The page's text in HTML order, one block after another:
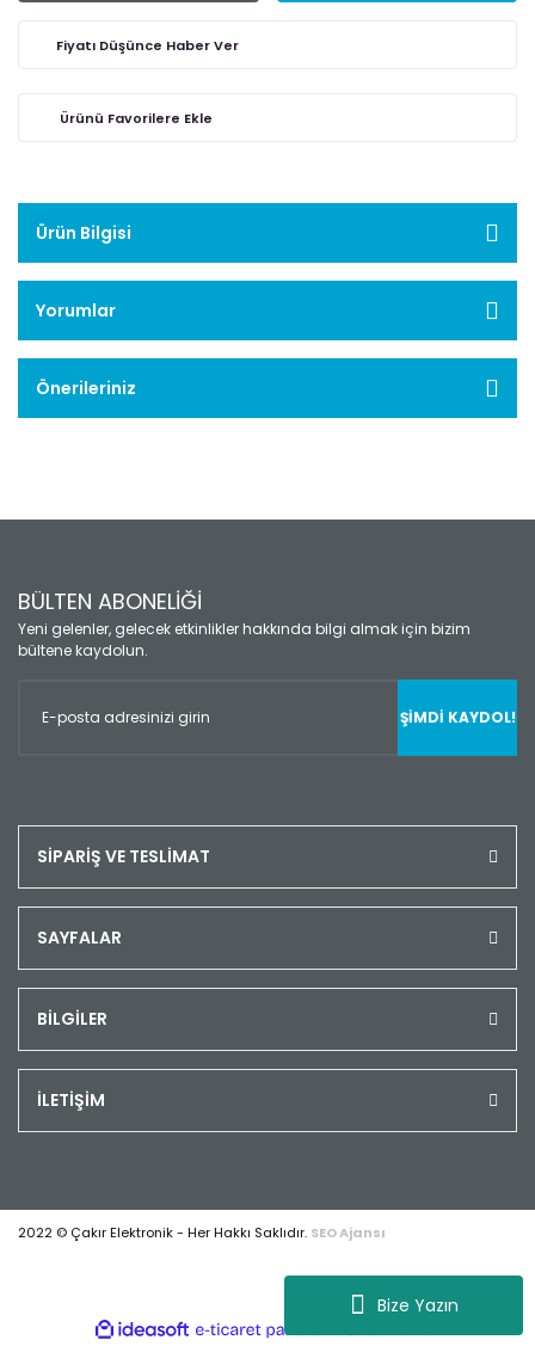
Bize Yazın
Fiyatı Düşünce Haber Ver
Ürün Bilgisi
Yorumlar
Önerileriniz
BÜLTEN ABONELİĞİ
Yeni gelenler, gelecek etkinlikler hakkında bilgi almak için bizim
bültene kaydolun.
ŞİMDİ KAYDOL!
SİPARİŞ VE TESLİMAT
SAYFALAR
BİLGİLER
İLETİŞİM
2022 © Çakır Elektronik - Her Hakkı Saklıdır. SEO Ajansı
ideasoft